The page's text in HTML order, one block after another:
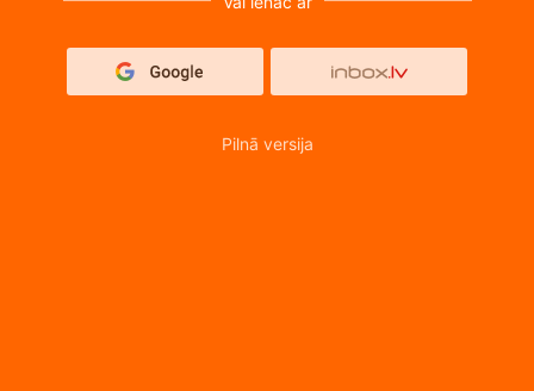
Pilnā versija